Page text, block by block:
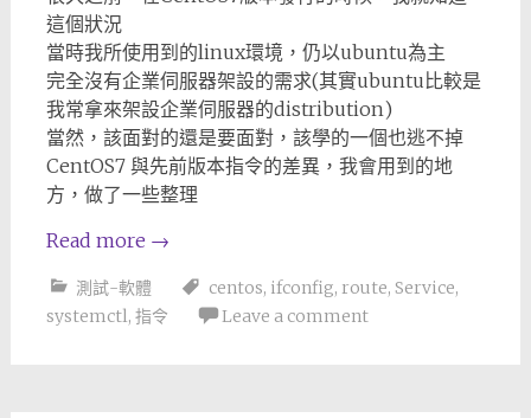
這個狀況
當時我所使用到的linux環境，仍以ubuntu為主
完全沒有企業伺服器架設的需求(其實ubuntu比較是
我常拿來架設企業伺服器的distribution)
當然，該面對的還是要面對，該學的一個也逃不掉
CentOS7 與先前版本指令的差異，我會用到的地
方，做了一些整理
Read more →
測試-軟體 centos, ifconfig, route, Service,
systemctl, 指令 Leave a comment